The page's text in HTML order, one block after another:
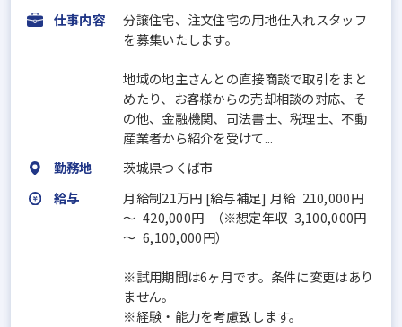
仕事内容
分譲住宅、注文住宅の用地仕入れスタッフ
を募集いたします。
地域の地主さんとの直接商談で取引をまと
めたり、お客様からの売却相談の対応、そ
の他、金融機関、司法書士、税理士、不動
産業者から紹介を受けて...
勤務地
茨城県つくば市
給与
月給制21万円 [給与補足] 月給 210,000円
～ 420,000円 （※想定年収 3,100,000円
～ 6,100,000円）
※試用期間は6ヶ月です。条件に変更はあり
ません。
※経験・能力を考慮致します。